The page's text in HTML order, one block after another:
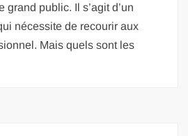
grand public. Il s’agit d’un
nécessite de recourir aux
Mais quels sont les